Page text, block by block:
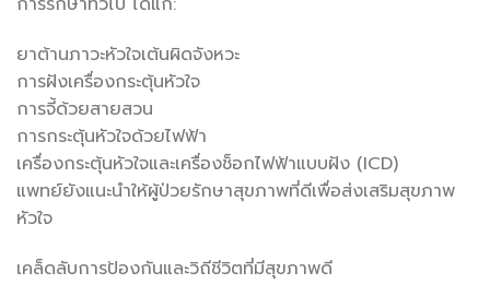
ยาต้านภาวะหัวใจเต้นผิดจังหวะ
การฝังเครื่องกระตุ้นหัวใจ
การจี้ด้วยสายสวน
การกระตุ้นหัวใจด้วยไฟฟ้า
เครื่องกระตุ้นหัวใจและเครื่องช็อกไฟฟ้าแบบฝัง (ICD)
แพทย์ยังแนะนำให้ผู้ป่วยรักษาสุขภาพที่ดีเพื่อส่งเสริมสุขภาพ
หัวใจ
เคล็ดลับการป้องกันและวิถีชีวิตที่มีสุขภาพดี